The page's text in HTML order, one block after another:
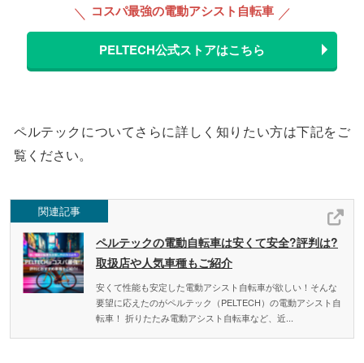
コスパ最強の電動アシスト自転車
PELTECH公式ストアはこちら
ペルテックについてさらに詳しく知りたい方は下記をご
覧ください。
関連記事
ペルテックの電動自転車は安くて安全?評判は?
取扱店や人気車種もご紹介
安くて性能も安定した電動アシスト自転車が欲しい！そんな
要望に応えたのがペルテック（PELTECH）の電動アシスト自
転車！ 折りたたみ電動アシスト自転車など、近...